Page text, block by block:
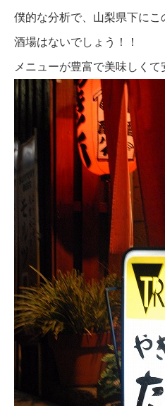
僕的な分析で、山梨県下にこ
酒場はないでしょう！！
メニューが豊富で美味しくて